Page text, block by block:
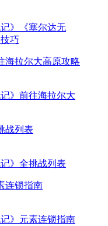
海拉尔大高原攻略
战列表
连锁指南